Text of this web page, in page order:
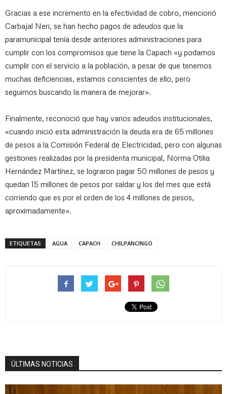
Gracias a ese incremento en la efectividad de cobro, mencionó
Carbajal Neri, se han hecho pagos de adeudos que la
paramunicipal tenía desde anteriores administraciones para
cumplir con los compromisos que tiene la Capach «y podamos
cumplir con el servicio a la población, a pesar de que tenemos
muchas deficiencias, estamos conscientes de ello, pero
seguimos buscando la manera de mejorar».
Finalmente, reconoció que hay varios adeudos institucionales,
«cuando inició esta administración la deuda era de 65 millones
de pesos a la Comisión Federal de Electricidad, pero con algunas
gestiones realizadas por la presidenta municipal, Norma Otilia
Hernández Martínez, se lograron pagar 50 millones de pesos y
quedan 15 millones de pesos por saldar y los del mes que está
corriendo que es por el orden de los 4 millones de pesos,
aproximadamente».
ETIQUETAS AGUA CAPACH CHILPANCINGO
ÚLTIMAS NOTICIAS